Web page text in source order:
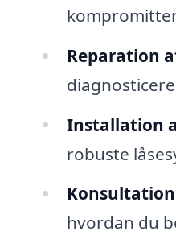
Reparation
Installation
robuste
hvordan du